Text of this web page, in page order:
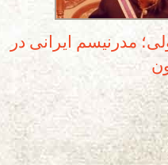
مدرنیسم ایرانی در